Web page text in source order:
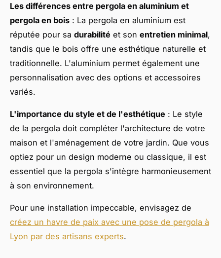
Les différences entre pergola en aluminium et
pergola en bois : La pergola en aluminium est
réputée pour sa durabilité et son entretien minimal,
tandis que le bois offre une esthétique naturelle et
traditionnelle. L'aluminium permet également une
personnalisation avec des options et accessoires
variés.
L'importance du style et de l'esthétique : Le style
de la pergola doit compléter l'architecture de votre
maison et l'aménagement de votre jardin. Que vous
optiez pour un design moderne ou classique, il est
essentiel que la pergola s'intègre harmonieusement
à son environnement.
Pour une installation impeccable, envisagez de
créez un havre de paix avec une pose de pergola à
Lyon par des artisans experts.